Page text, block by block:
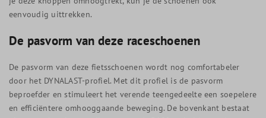
eenvoudig uittrekken.
De pasvorm van deze raceschoenen
De pasvorm van deze fietsschoenen wordt nog comfortabeler
door het DYNALAST-profiel. Met dit profiel is de pasvorm
beproefder en stimuleert het verende teengedeelte een soepelere
en efficiëntere omhooggaande beweging. De bovenkant bestaat